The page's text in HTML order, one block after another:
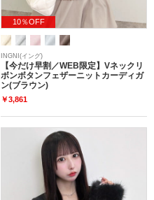
10％OFF
INGNI(イング)
【今だけ早割／WEB限定】Vネックリ
ボンボタンフェザーニットカーディガ
ン(ブラウン)
￥3,861